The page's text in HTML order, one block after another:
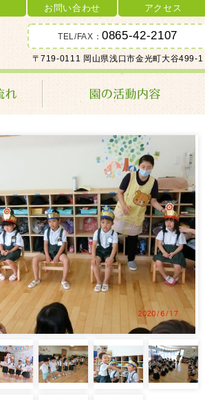
お問い合わせ アクセス
TEL/FAX：0865-42-2107
〒719-0111 岡山県浅口市金光町大谷499-1